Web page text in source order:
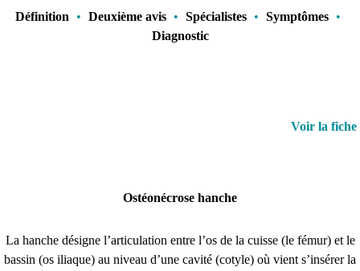
Définition
• Deuxième avis • Spécialistes • Symptômes •
Diagnostic
Voir la fiche
Ostéonécrose hanche
La hanche désigne l’articulation entre l’os de la cuisse (le fémur) et le
bassin (os iliaque) au niveau d’une cavité (cotyle) où vient s’insérer la